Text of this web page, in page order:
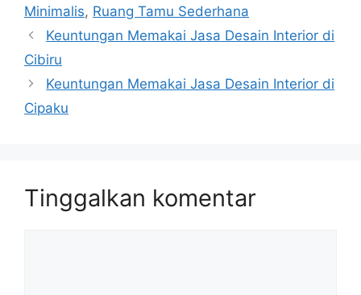
Minimalis, Ruang Tamu Sederhana
Keuntungan Memakai Jasa Desain Interior di
Cibiru
Keuntungan Memakai Jasa Desain Interior di
Cipaku
Tinggalkan komentar